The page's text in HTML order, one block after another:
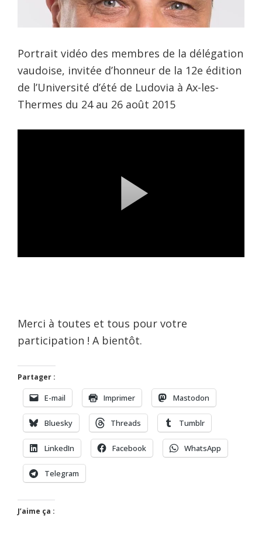
Portrait vidéo des membres de la délégation
vaudoise, invitée d’honneur de la 12e édition
de l’Université d’été de Ludovia à Ax-les-
Thermes du 24 au 26 août 2015
Merci à toutes et tous pour votre
participation ! A bientôt.
Partager :
E-mail Imprimer Mastodon
Bluesky Threads Tumblr
LinkedIn Facebook WhatsApp
Telegram
J’aime ça :